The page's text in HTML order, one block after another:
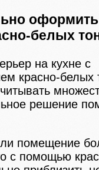
белых
на кухне с
красно-белых
решение
помещение
с помощью